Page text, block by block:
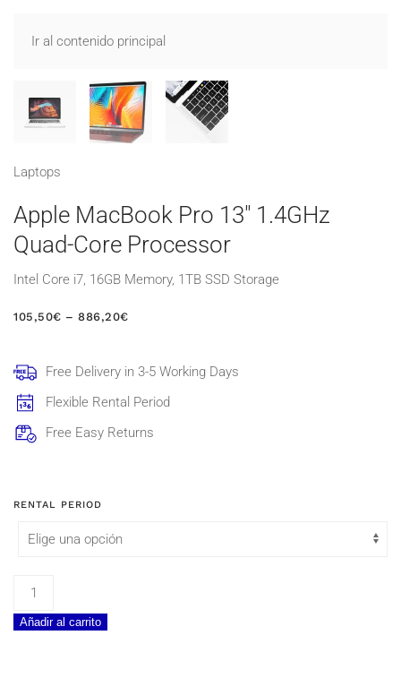
Ir al contenido principal
Laptops
Apple MacBook Pro 13″ 1.4GHz
Quad-Core Processor
Intel Core i7, 16GB Memory, 1TB SSD Storage
105,50€ – 886,20€RANGO
DESDE
HASTA
Free Delivery in 3-5 Working Days
Flexible Rental Period
Free Easy Returns
RENTAL PERIOD
Apple
Pro
Añadir al carrito